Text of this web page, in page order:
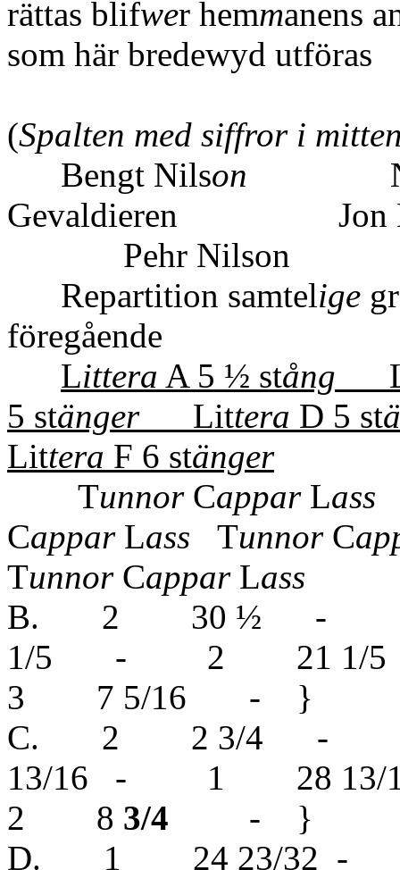
rättas blifwer hemmanens
som här bredewyd utföras
(Spalten med siffror i
Bengt Nilson
Gevaldieren Jon
Pehr Nilson
Repartition samtelige
föregående
Littera A 5 ½ stång
5 stänger Littera D 5 st
Littera F 6 stänger
TunnorCapparLass
CapparLass TunnorC
TunnorCapparLass
B. 2 30 ½
1/5 - 2 21
3 7 5/16 - }
C. 2 2 3/4
13/16 - 1 28
2
8 3/4 - }
D. 1 24 23/32